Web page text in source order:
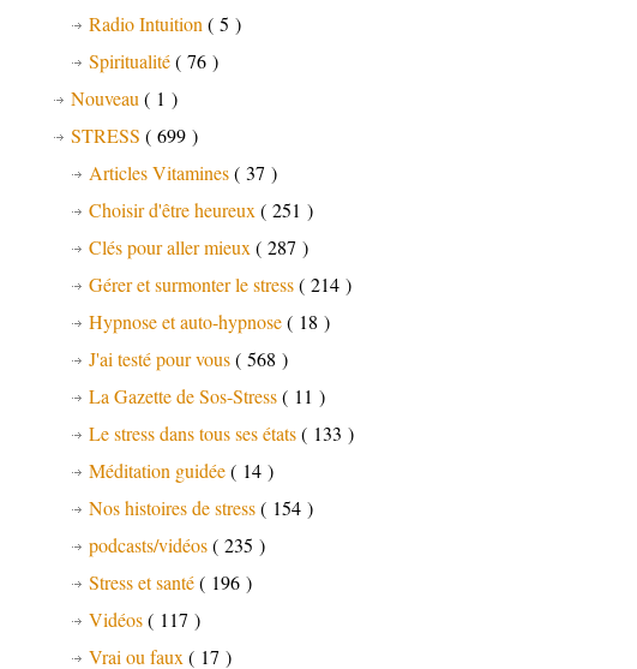
Radio Intuition ( 5 )
Spiritualité( 76 )
Nouveau ( 1 )
STRESS ( 699 )
Articles Vitamines( 37 )
Choisir d'être heureux ( 251 )
Clés pour aller mieux ( 287 )
Gérer et surmonter le stress( 214 )
Hypnose et auto-hypnose( 18 )
J'ai testé pour vous( 568 )
La Gazette de Sos-Stress( 11 )
Le stress dans tous ses états( 133 )
Méditation guidée( 14 )
Nos histoires de stress( 154 )
podcasts/vidéos( 235 )
Stress et santé( 196 )
Vidéos( 117 )
Vrai ou faux ( 17 )